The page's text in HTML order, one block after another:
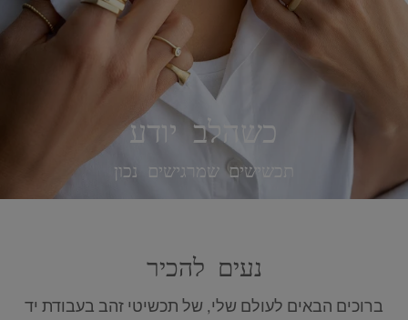
כשהלב יודע
תכשישים שמרגישים נכון
נעים להכיר
ברוכים הבאים לעולם שלי, של תכשיטי זהב בעבודת יד